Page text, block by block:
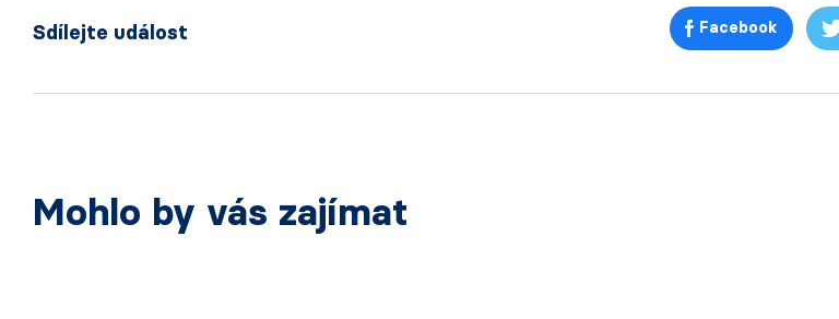
Sdílejte událost Facebook
Mohlo by vás zajímat